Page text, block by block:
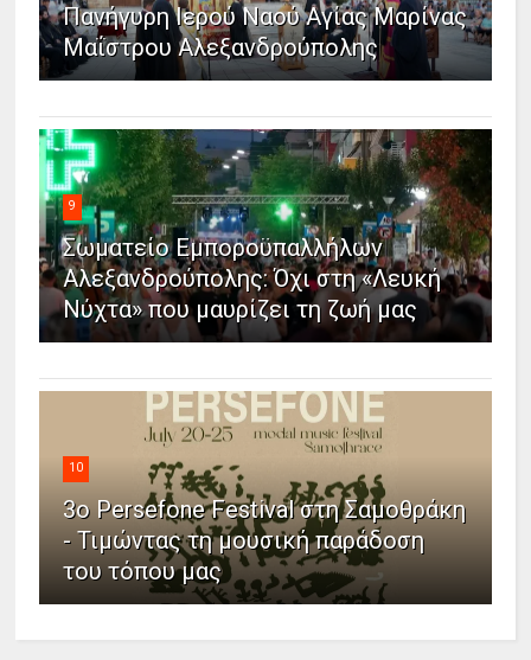
Πανήγυρη Ιερού Ναού Αγίας Μαρίνας
Μαΐστρου Αλεξανδρούπολης
9
Σωματείο Εμποροϋπαλλήλων
Αλεξανδρούπολης: Όχι στη «Λευκή
Νύχτα» που μαυρίζει τη ζωή μας
10
3ο Persefone Festival στη Σαμοθράκη
- Τιμώντας τη μουσική παράδοση
του τόπου μας